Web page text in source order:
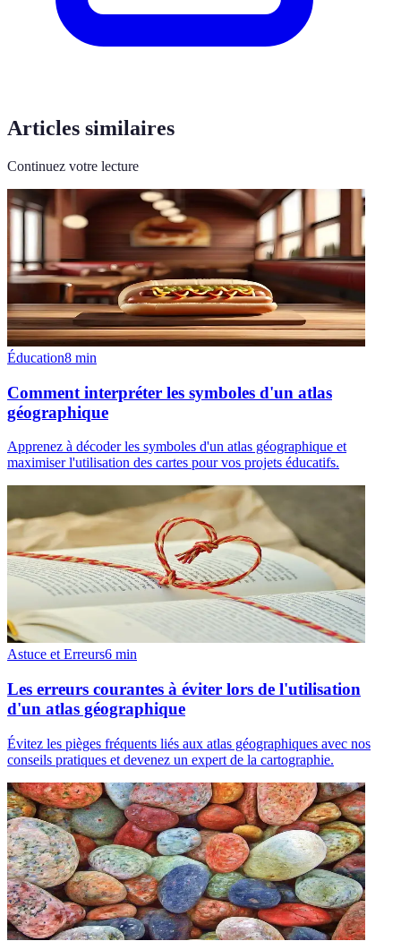
Articles similaires
Continuez votre lecture
Éducation8 min
Comment interpréter les symboles d'un atlas
géographique
Apprenez à décoder les symboles d'un atlas géographique et
maximiser l'utilisation des cartes pour vos projets éducatifs.
Astuce et Erreurs6 min
Les erreurs courantes à éviter lors de l'utilisation
d'un atlas géographique
Évitez les pièges fréquents liés aux atlas géographiques avec nos
conseils pratiques et devenez un expert de la cartographie.